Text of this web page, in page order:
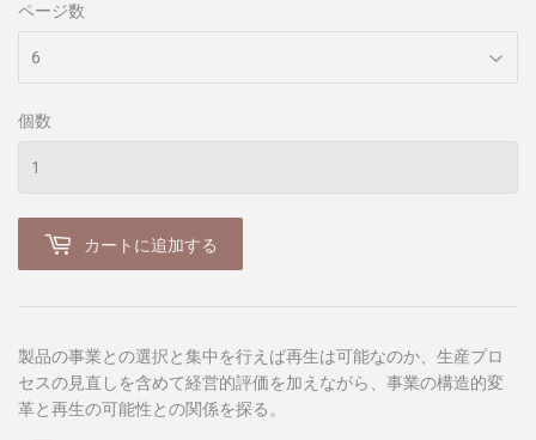
ページ数
個数
カートに追加する
製品の事業との選択と集中を行えば再生は可能なのか、生産プロ
セスの見直しを含めて経営的評価を加えながら、事業の構造的変
革と再生の可能性との関係を探る。